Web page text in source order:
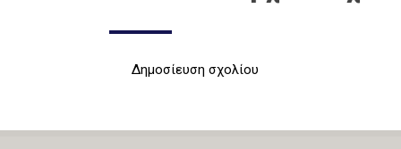
Δημοσίευση σχολίου